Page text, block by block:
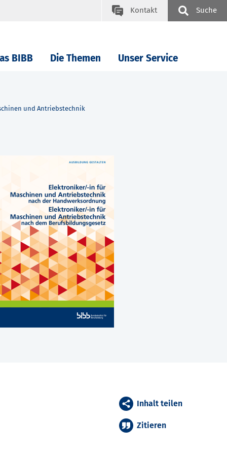
Kontakt Suche
BIBB Die Themen Unser Service
und Antriebstechnik
Inhalt teilen
Zitieren